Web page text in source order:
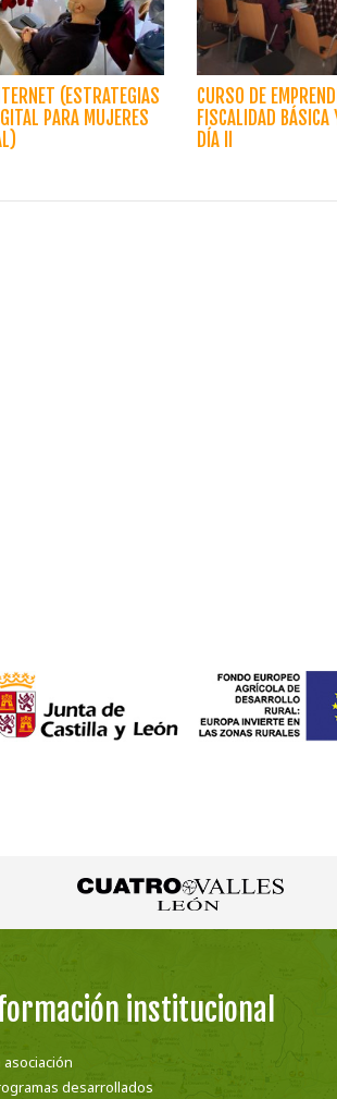
(ESTRATEGIAS
PARA MUJERES
CURSO DE
FISCALIDAD
DÍA II
institucional
asociación
desarrollados